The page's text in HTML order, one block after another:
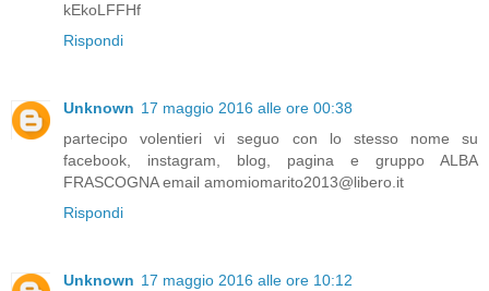
kEkoLFFHf
Rispondi
Unknown 17 maggio 2016 alle ore 00:38
partecipo volentieri vi seguo con lo stesso nome su
facebook, instagram, blog, pagina e gruppo ALBA
FRASCOGNA email amomiomarito2013@libero.it
Rispondi
Unknown 17 maggio 2016 alle ore 10:12